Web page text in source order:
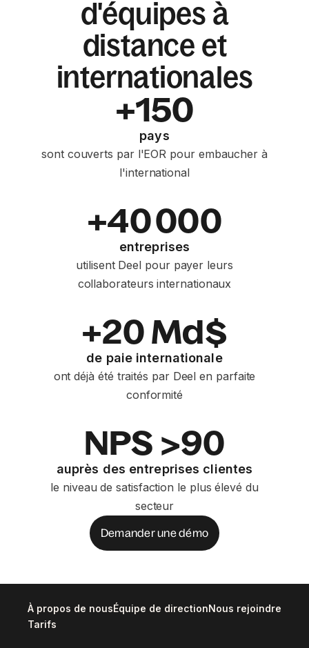
d'équipes à
distance et
internationales
+150
pays
sont couverts par l'EOR pour embaucher à
l'international
+40 000
entreprises
utilisent Deel pour payer leurs
collaborateurs internationaux
+20 Md$
de paie internationale
ont déjà été traités par Deel en parfaite
conformité
NPS >90
auprès des entreprises clientes
le niveau de satisfaction le plus élevé du
secteur
Demander une démo
À propos de nousÉquipe de directionNous rejoindre
Tarifs